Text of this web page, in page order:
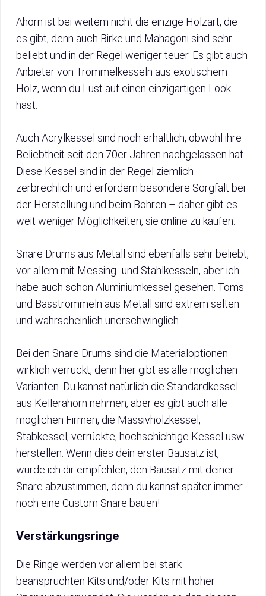
Ahorn ist bei weitem nicht die einzige Holzart, die
es gibt, denn auch Birke und Mahagoni sind sehr
beliebt und in der Regel weniger teuer. Es gibt auch
Anbieter von Trommelkesseln aus exotischem
Holz, wenn du Lust auf einen einzigartigen Look
hast.
Auch Acrylkessel sind noch erhältlich, obwohl ihre
Beliebtheit seit den 70er Jahren nachgelassen hat.
Diese Kessel sind in der Regel ziemlich
zerbrechlich und erfordern besondere Sorgfalt bei
der Herstellung und beim Bohren – daher gibt es
weit weniger Möglichkeiten, sie online zu kaufen.
Snare Drums aus Metall sind ebenfalls sehr beliebt,
vor allem mit Messing- und Stahlkesseln, aber ich
habe auch schon Aluminiumkessel gesehen. Toms
und Basstrommeln aus Metall sind extrem selten
und wahrscheinlich unerschwinglich.
Bei den Snare Drums sind die Materialoptionen
wirklich verrückt, denn hier gibt es alle möglichen
Varianten. Du kannst natürlich die Standardkessel
aus Kellerahorn nehmen, aber es gibt auch alle
möglichen Firmen, die Massivholzkessel,
Stabkessel, verrückte, hochschichtige Kessel usw.
herstellen. Wenn dies dein erster Bausatz ist,
würde ich dir empfehlen, den Bausatz mit deiner
Snare abzustimmen, denn du kannst später immer
noch eine Custom Snare bauen!
Verstärkungsringe
Die Ringe werden vor allem bei stark
beanspruchten Kits und/oder Kits mit hoher